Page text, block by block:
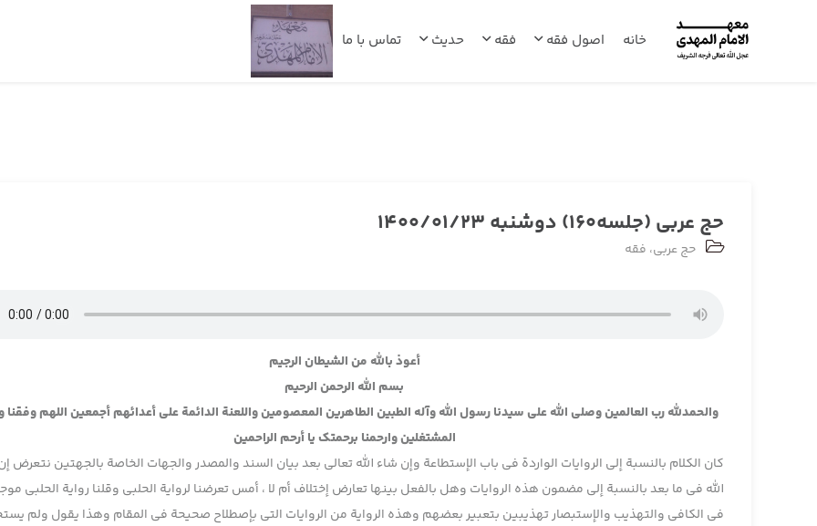
خانه اصول فقه فقه حدیث تماس با ما
حج عربی (جلسه160) دوشنبه 1400/01/23
حج عربی، فقه
أعوذ بالله من الشيطان الرجيم
بسم الله الرحمن الرحيم
والحمدلله رب العالمين وصلى الله على سيدنا رسول الله وآله الطبين الطاهرين المعصومين واللعنة الدائمة على أعدائهم أجمعين اللهم وفقنا
المشتغلين وارحمنا برحمتك يا أرحم الراحمين
كان الكلام بالنسبة إلى الروايات الواردة في باب الإستطاعة وإن شاء الله تعالى بعد بيان السند والمصدر والجهات الخاصة بالجهتين نتعرض
الله في ما بعد بالنسبة إلى مضمون هذه الروايات وهل بالفعل بينها تعارض إختلاف أم لا ، أمس تعرضنا لرواية الحلبي وقلنا رواية الحلبي
في الكافي والتهذيب والإستبصار تهذيبين بتعبير بعضهم وهذه الرواية من الروايات التي بإصطلاح صحيحة في المقام وهذا يقول ولم